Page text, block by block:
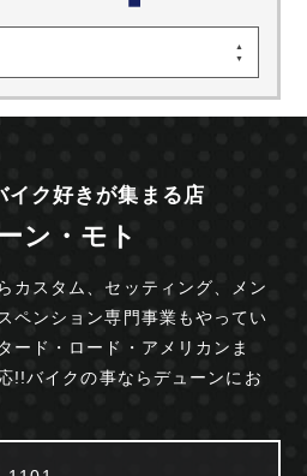
イク好きが集まる店
ン・モト
カスタム、セッティング、
メン
ペンション専門事業もやってい
ード・ロード・ アメリカンま
!!バイクの事ならデューンにお